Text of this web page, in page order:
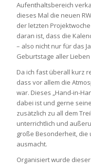
Aufenthaltsbereich
dieses Mal die neuen
der letzten
daran ist, dass die
– also nicht nur für das
Geburtstage aller
Da ich fast überall kurz
dass vor allem die
war. Dieses „Hand-in-
dabei ist und gerne
zusätzlich zu all dem
unterrichtlich und
große Besonderheit, die
ausmacht.
Organisiert wurde